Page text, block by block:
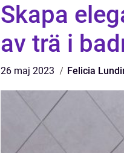
Skapa
av trä i
26 maj 2023 Felicia